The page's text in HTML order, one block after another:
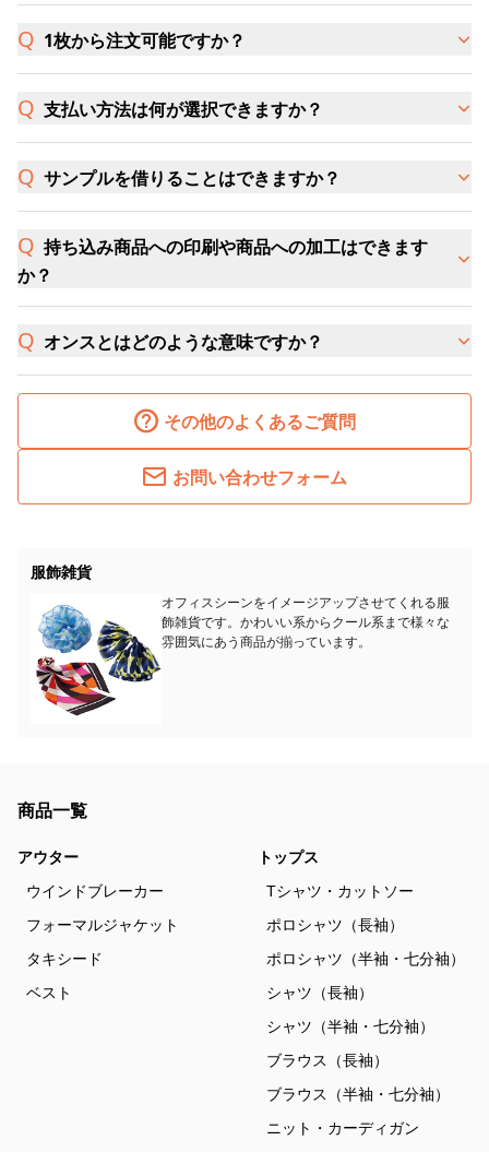
1枚から注文可能ですか？
支払い方法は何が選択できますか？
サンプルを借りることはできますか？
持ち込み商品への印刷や商品への加工はできます
か？
オンスとはどのような意味ですか？
その他のよくあるご質問
お問い合わせフォーム
服飾雑貨
オフィスシーンをイメージアップさせてくれる服
飾雑貨です。かわいい系からクール系まで様々な
雰囲気にあう商品が揃っています。
商品一覧
アウター
ウインドブレーカー
フォーマルジャケット
タキシード
ベスト
トップス
Tシャツ・カットソー
ポロシャツ（長袖）
ポロシャツ（半袖・七分袖）
シャツ（長袖）
シャツ（半袖・七分袖）
ブラウス（長袖）
ブラウス（半袖・七分袖）
ニット・カーディガン